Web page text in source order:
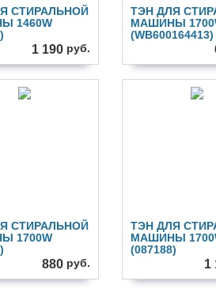
СТИРАЛЬНОЙ
1460W
1 190 руб.
ТЭН ДЛЯ
МАШИНЫ
(WB600164413)
СТИРАЛЬНОЙ
1700W
880 руб.
ТЭН ДЛЯ
МАШИНЫ
(087188)
1